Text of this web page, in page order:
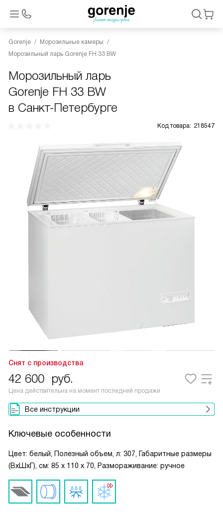
Gorenje
Морозильные камеры
Морозильный ларь Gorenje FH 33 BW
Морозильный ларь
Gorenje FH 33 BW
в Санкт-Петербурге
Код товара: 218547
Снят с производства
42 600 руб.
Цена действительна на момент последней продажи
Все инструкции
Ключевые особенности
Цвет: белый, Полезный объем, л: 307, Габаритные размеры
(ВxШxГ), cм: 85 x 110 x 70, Размораживание: ручное